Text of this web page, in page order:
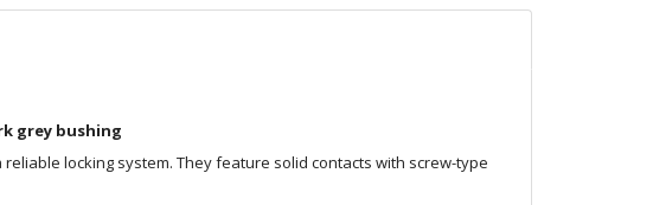
grey bushing
locking system. They feature solid contacts with screw-type